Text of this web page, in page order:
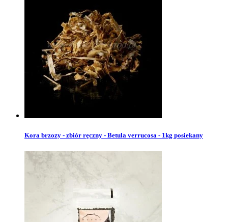
Kora brzozy - zbiór ręczny - Betula verrucosa - 1kg posiekany